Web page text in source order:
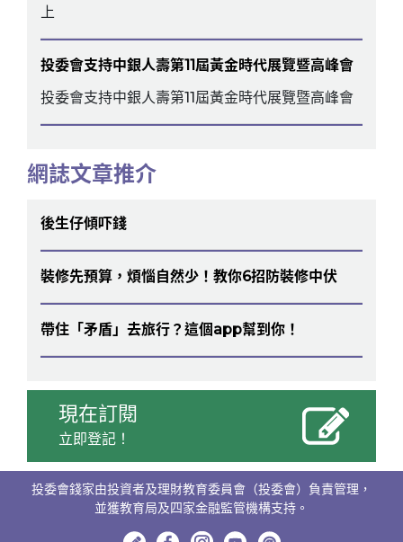
上
投委會支持中銀人壽第11屆黃金時代展覽暨高峰會
投委會支持中銀人壽第11屆黃金時代展覽暨高峰會
網誌文章推介
後生仔傾吓錢
裝修先預算，煩惱自然少！教你6招防裝修中伏
帶住「矛盾」去旅行？這個app幫到你！
現在訂閱
立即登記！
投委會錢家由投資者及理財教育委員會（投委會）負責管理，
並獲教育局及四家金融監管機構支持。